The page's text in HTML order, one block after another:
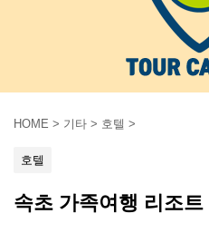
HOME > 기타 > 호텔 >
호텔
속초 가족여행 리조